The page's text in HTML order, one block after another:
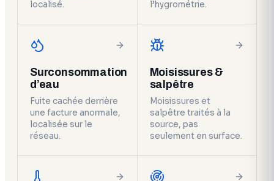
localisé.
l’hygrométrie.
Surconsommation
d’eau
Fuite cachée derrière
une facture anormale,
localisée sur le
réseau.
Moisissures &
salpêtre
Moisissures et
salpêtre traités à la
source, pas
seulement en surface.